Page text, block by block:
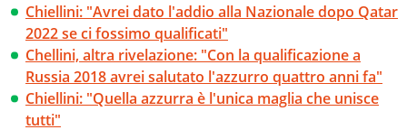
Chiellini: "Avrei dato l'addio alla Nazionale dopo Qatar
2022 se ci fossimo qualificati"
Chellini, altra rivelazione: "Con la qualificazione a
Russia 2018 avrei salutato l'azzurro quattro anni fa"
Chiellini: "Quella azzurra è l'unica maglia che unisce
tutti"